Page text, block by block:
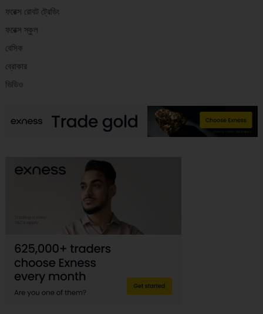
ফরেক্স রোবট ট্রেডিং
ফরেক্স স্কুল
বেসিক
ব্রোকার
ভিডিও